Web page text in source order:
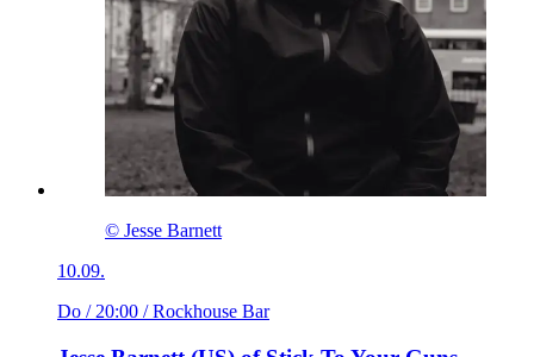
© Jesse Barnett
10.09.
Do / 20:00 / Rockhouse Bar